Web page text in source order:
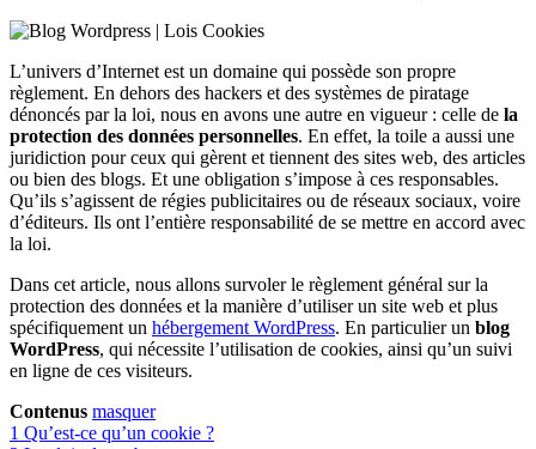
L’univers d’Internet est un domaine qui possède son propre
règlement. En dehors des hackers et des systèmes de piratage
dénoncés par la loi, nous en avons une autre en vigueur : celle de la
protection des données personnelles. En effet, la toile a aussi une
juridiction pour ceux qui gèrent et tiennent des sites web, des articles
ou bien des blogs. Et une obligation s’impose à ces responsables.
Qu’ils s’agissent de régies publicitaires ou de réseaux sociaux, voire
d’éditeurs. Ils ont l’entière responsabilité de se mettre en accord avec
la loi.
Dans cet article, nous allons survoler le règlement général sur la
protection des données et la manière d’utiliser un site web et plus
spécifiquement un hébergement WordPress. En particulier un blog
WordPress, qui nécessite l’utilisation de cookies, ainsi qu’un suivi
en ligne de ces visiteurs.
Contenus masquer
1 Qu’est-ce qu’un cookie ?